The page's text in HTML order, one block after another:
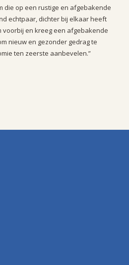
die op een rustige en afgebakende
echtpaar, dichter bij elkaar heeft
voorbij en kreeg een afgebakende
nieuw en gezonder gedrag te
ten zeerste aanbevelen.”